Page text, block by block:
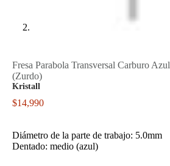
Fresa Parabola Transversal Carburo
(Zurdo)
Kristall
$14,990
Diámetro de la parte de trabajo: 5.0mm
Dentado: medio (azul)